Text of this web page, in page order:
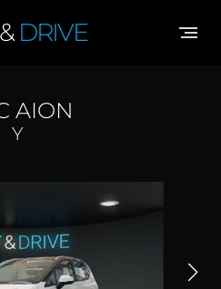
לִנְגִישׁוּת
&DRIVE
AION
Y